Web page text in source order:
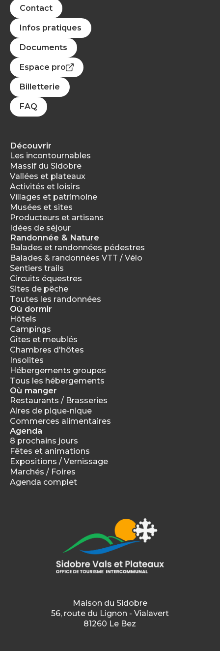
Contact
Infos pratiques
Documents
Espace pro
Billetterie
FAQ
Découvrir
Les incontournables
Massif du Sidobre
Vallées et plateaux
Activités et loisirs
Villages et patrimoine
Musées et sites
Producteurs et artisans
Idées de séjour
Randonnée & Nature
Balades et randonnées pédestres
Balades & randonnées VTT / Vélo
Sentiers trails
Circuits équestres
Sites de pêche
Toutes les randonnées
Où dormir
Hôtels
Campings
Gîtes et meublés
Chambres d'hôtes
Insolites
Hébergements groupes
Tous les hébergements
Où manger
Restaurants / Brasseries
Aires de pique-nique
Commerces alimentaires
Agenda
8 prochains jours
Fêtes et animations
Expositions / Vernissage
Marchés / Foires
Agenda complet
Maison du Sidobre
56, route du Lignon - Vialavert
81260 Le Bez